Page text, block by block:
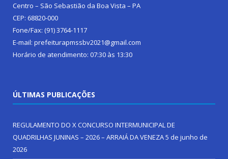
Centro – São Sebastião da Boa Vista – PA
CEP: 68820-000
Fone/Fax: (91) 3764-1117
E-mail: prefeiturapmssbv2021@gmail.com
Horário de atendimento: 07:30 às 13:30
ÚLTIMAS PUBLICAÇÕES
REGULAMENTO DO X CONCURSO INTERMUNICIPAL DE
QUADRILHAS JUNINAS – 2026 – ARRAIÁ DA VENEZA5 de junho de
2026